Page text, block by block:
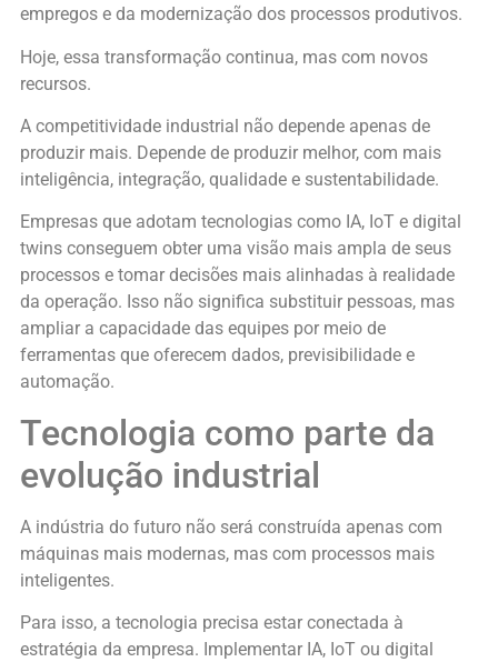
empregos e da modernização dos processos produtivos.
Hoje, essa transformação continua, mas com novos
recursos.
A competitividade industrial não depende apenas de
produzir mais. Depende de produzir melhor, com mais
inteligência, integração, qualidade e sustentabilidade.
Empresas que adotam tecnologias como IA, IoT e digital
twins conseguem obter uma visão mais ampla de seus
processos e tomar decisões mais alinhadas à realidade
da operação. Isso não significa substituir pessoas, mas
ampliar a capacidade das equipes por meio de
ferramentas que oferecem dados, previsibilidade e
automação.
Tecnologia como parte da
evolução industrial
A indústria do futuro não será construída apenas com
máquinas mais modernas, mas com processos mais
inteligentes.
Para isso, a tecnologia precisa estar conectada à
estratégia da empresa. Implementar IA, IoT ou digital